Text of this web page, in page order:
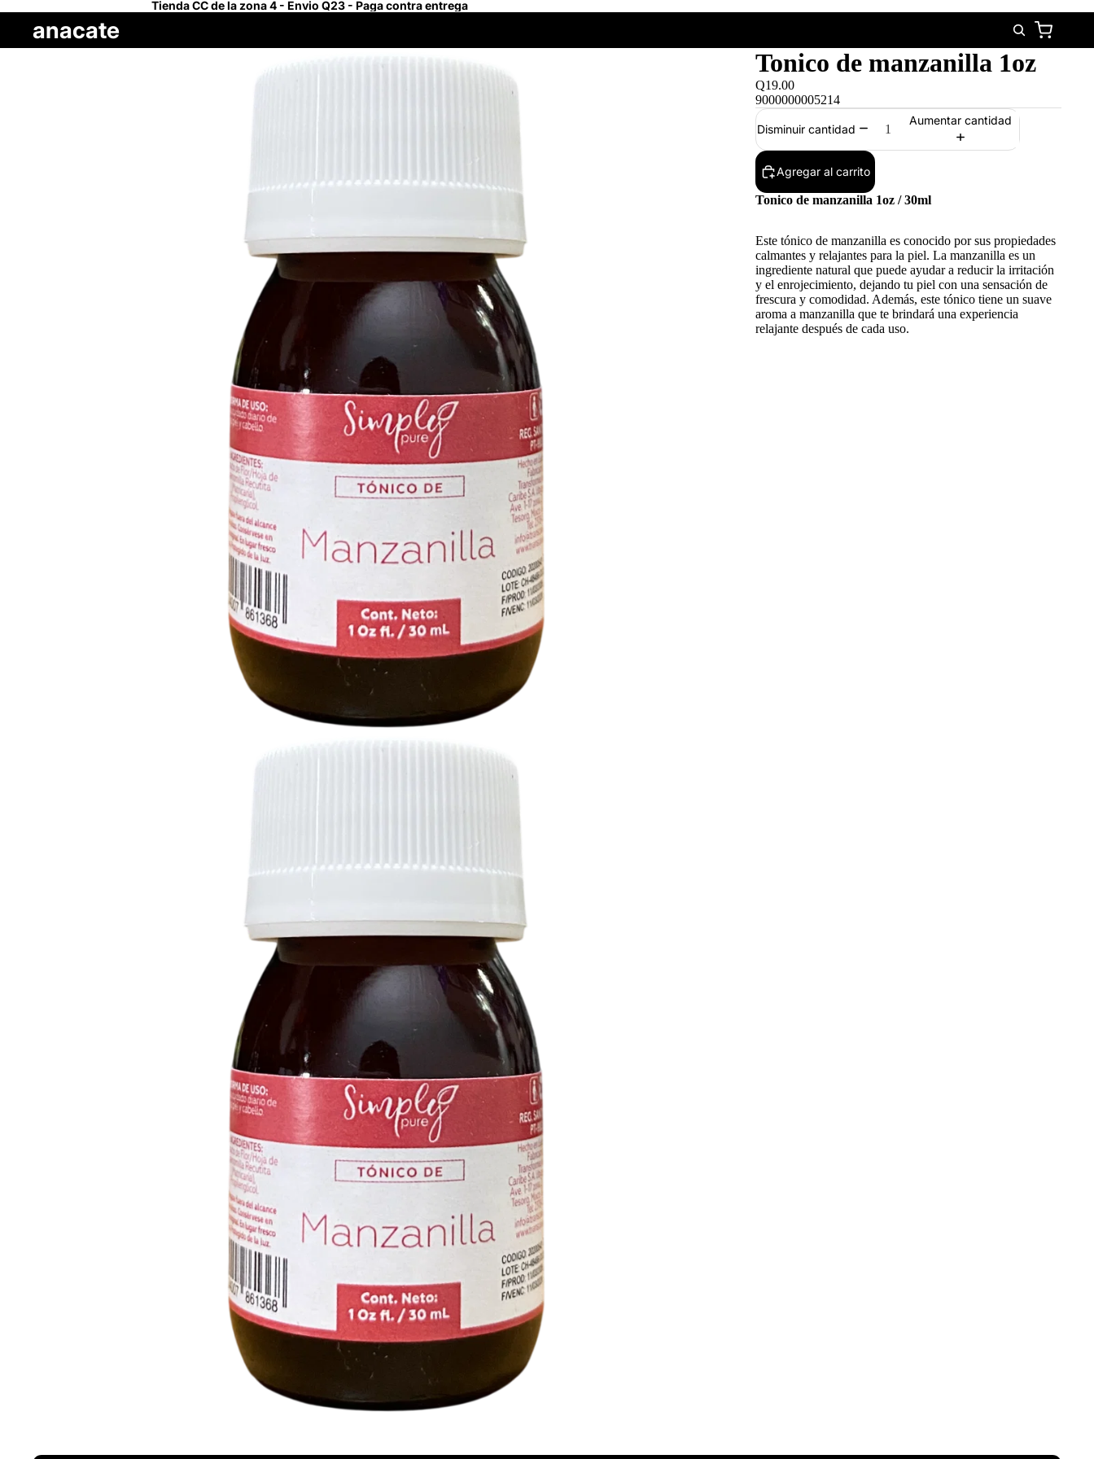
Tienda CC de la zona 4 - Envio Q23 - Paga contra entrega
anacate
Tonico de manzanilla 1oz
Q19.00
9000000005214
Disminuir cantidad
Aumentar cantidad
Agregar al carrito
Tonico de manzanilla 1oz / 30ml
Este tónico de manzanilla es conocido por sus propiedades
calmantes y relajantes para la piel. La manzanilla es un
ingrediente natural que puede ayudar a reducir la irritación
y el enrojecimiento, dejando tu piel con una sensación de
frescura y comodidad. Además, este tónico tiene un suave
aroma a manzanilla que te brindará una experiencia
relajante después de cada uso.